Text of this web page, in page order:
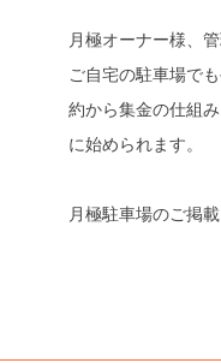
月極オーナー様、
ご自宅の駐車場で
約から集金の仕組
に始められます。
月極駐車場のご掲